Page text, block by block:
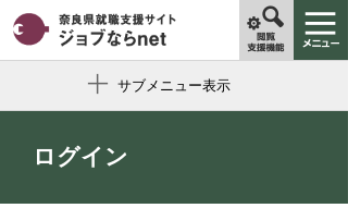
サブメニュー表示
ログイン